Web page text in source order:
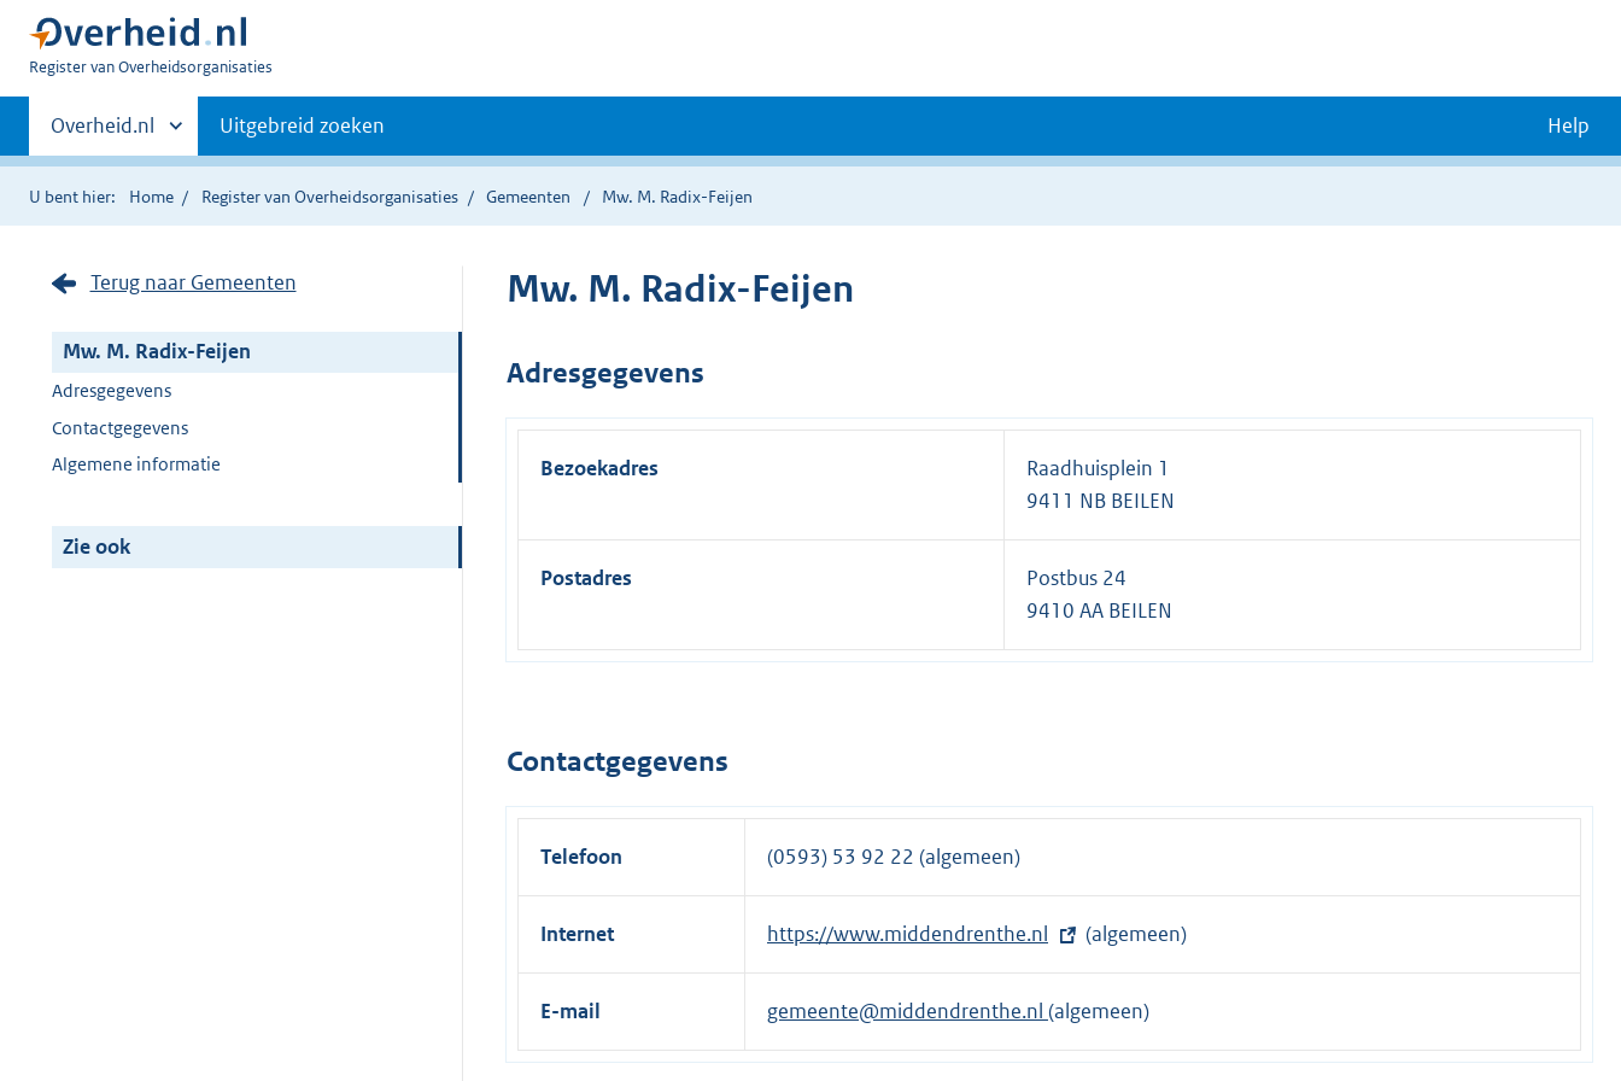
U
Register van Overheidsorganisaties
Primaire
navigatie
Andere
sites
binnen
Overheid.nl Uitgebreid zoeken Help
U bent hier: Home Register van Overheidsorganisaties Gemeenten Mw. M. Radix-Feijen
Terug naar Gemeenten
Mw. M. Radix-Feijen
Adresgegevens
Contactgegevens
Algemene informatie
Zie ook
Mw. M. Radix-Feijen
Adresgegevens
Bezoekadres
Raadhuisplein 1
9411 NB BEILEN
Postadres
Postbus 24
9410 AA BEILEN
Contactgegevens
Telefoon (0593) 53 92 22 (algemeen)
Internet
E
x
e
r
https://www.middendrenthe.nl (algemeen)
E-mail gemeente@middendrenthe.nl (algemeen)